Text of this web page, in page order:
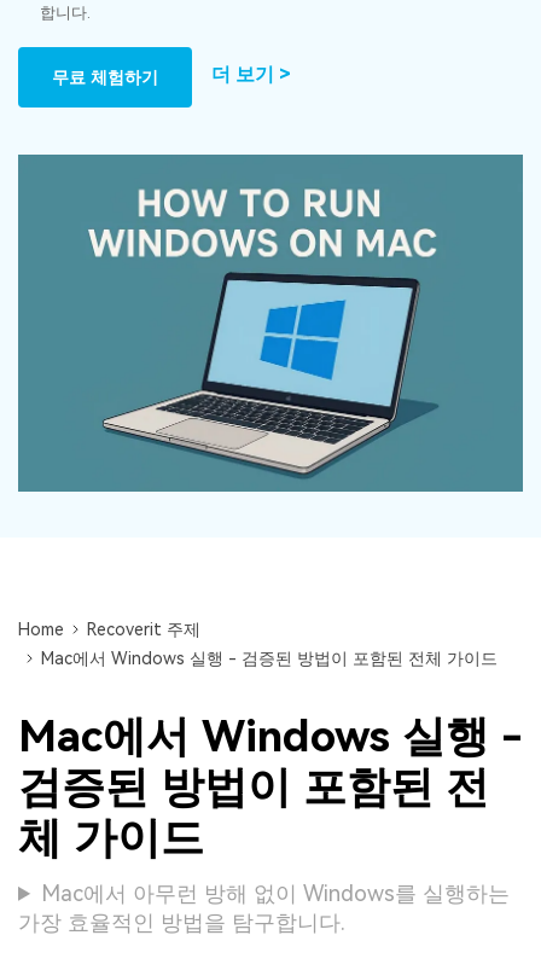
도움말 센터
Recoverit - Mac 버전
Mac 시스템에서 무제한 데이터 복구
무료 체험
리커버릿 무료 버전
분실/삭제된 데이터 무료 복구
무료 체험
디바이스 복구하기
삭제된 파일 복구
손상된 파일 복구
더 많은 솔루션 찾기
드라이브에서 복구
삭제된 미디어 복구
복구 솔루션
삭제된 파일 복구
모든 기능 확인하기
다운로드
search
합니다.
무료 체험하기 더 보기 >
Home
Recoverit 주제
Mac에서 Windows 실행 - 검증된 방법이 포함된 전체 가이드
Mac에서 Windows 실행 -
검증된 방법이 포함된 전
체 가이드
Mac에서 아무런 방해 없이 Windows를 실행하는
가장 효율적인 방법을 탐구합니다.